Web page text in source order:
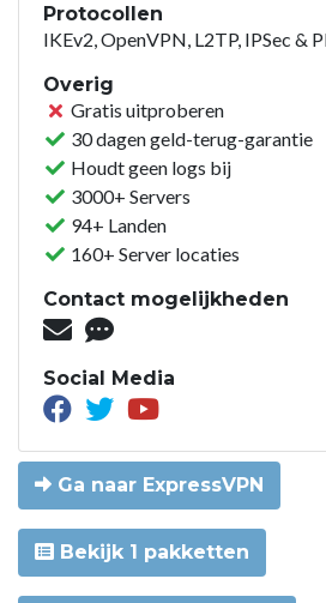
Protocollen
IKEv2, OpenVPN, L2TP, IPSec &
Overig
Gratis uitproberen
30 dagen geld-terug-garantie
Houdt geen logs bij
3000+ Servers
94+ Landen
160+ Server locaties
Contact mogelijkheden
Social Media
Ga naar ExpressVPN
Bekijk 1 pakketten